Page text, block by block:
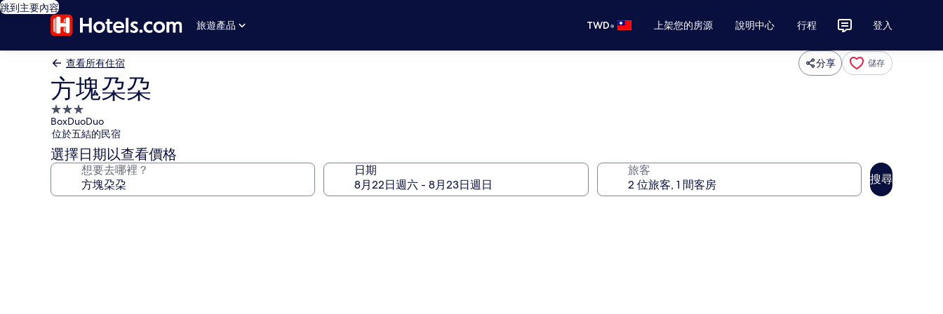
跳到主要內容
旅遊產品
TWD• 上架您的房源 說明中心 行程 登入
查看所有住宿 分享 儲存
方塊朶朶
3.0
星
級
住
宿
BoxDuoDuo
位於五結的民宿
選擇日期以查看價格
想要去哪裡？ 日期 旅客
搜尋